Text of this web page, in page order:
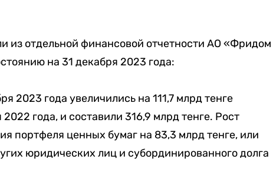
из отдельной финансовой отчетности АО «Фридом
на 31 декабря 2023 года:
2023 года увеличились на 111,7 млрд тенге
года, и составили 316,9 млрд тенге. Рост
портфеля ценных бумаг на 83,3 млрд тенге, или
юридических лиц и субординированного долга